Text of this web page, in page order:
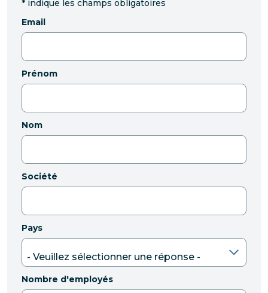
* indique les champs obligatoires
Email
Prénom
Nom
Société
Pays
Nombre d'employés